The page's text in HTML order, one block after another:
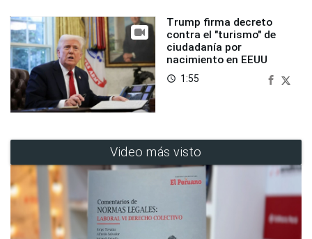
Trump firma decreto
contra el "turismo" de
ciudadanía por
nacimiento en EEUU
access_time 1:55
Video más visto